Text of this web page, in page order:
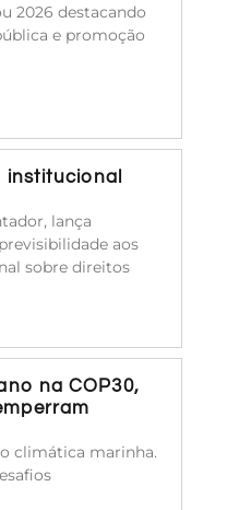
2026 destacando
e promoção
institucional
lança
aos
sobre direitos
na COP30,
climática marinha.